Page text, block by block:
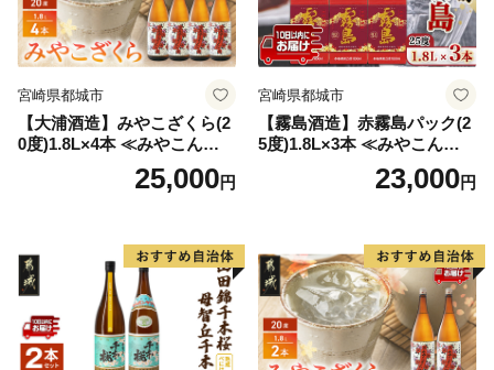
宮崎県都城市
【大浦酒造】みやこざくら(2
0度)1.8L×4本 ≪みやこんじょ
特急便≫_AD-077125,000円
宮崎県都城市
【霧島酒造】赤霧島パック(2
5度)1.8L×3本 ≪みやこんじょ
特急便≫_23-07-K03P-1800-3
23,000円